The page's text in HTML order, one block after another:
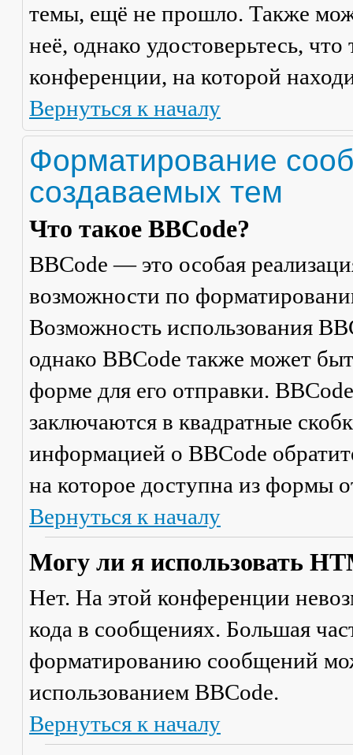
темы, ещё не прошло. Также
неё, однако удостоверьтесь,
конференции, на которой
Вернуться к началу
Форматирование
создаваемых тем
Что такое BBCode?
BBCode — это особая
возможности по
Возможность использования
однако BBCode также может
форме для его отправки.
заключаются в квадратные
информацией о BBCode
на которое доступна из формы
Вернуться к началу
Могу ли я использовать
Нет. На этой конференции
кода в сообщениях. Большая
форматированию сообщений
использованием BBCode.
Вернуться к началу